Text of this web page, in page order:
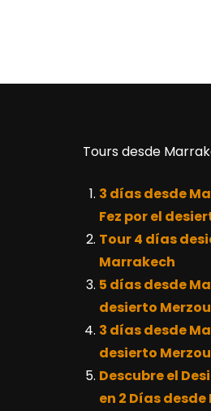
Tours desde
3 días desde
Fez por el
Tour 4 días
Marrakech
5 días desde
desierto
3 días desde
desierto
Descubre el
en 2 Días